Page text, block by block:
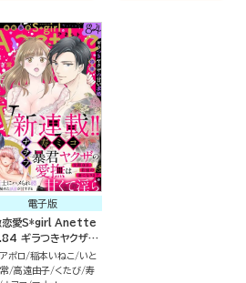
電子版
恋愛S*girl Anette
ギラつきヤクザの
求婚
ポロ 稲本いねこ
いと
高遠由子 くたび 寿